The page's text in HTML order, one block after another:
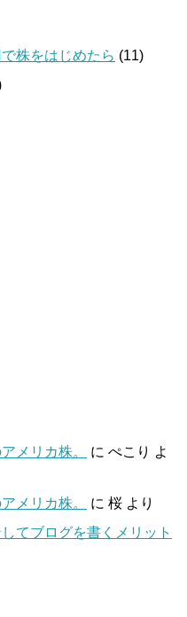
株をはじめたら (11)
メリカ株。 に ぺこり よ
メリカ株。
に 桜 より
てブログを書くメリット